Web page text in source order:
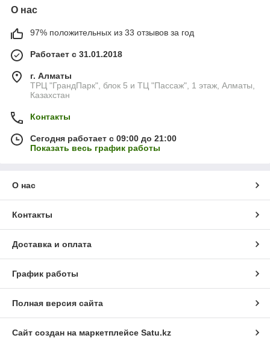
О нас
97% положительных из 33 отзывов за год
Работает с 31.01.2018
г. Алматы
ТРЦ "ГрандПарк", блок 5 и ТЦ "Пассаж", 1 этаж, Алматы,
Казахстан
Контакты
Сегодня работает с 09:00 до 21:00
Показать весь график работы
О нас
Контакты
Доставка и оплата
График работы
Полная версия сайта
Сайт создан на маркетплейсе Satu.kz